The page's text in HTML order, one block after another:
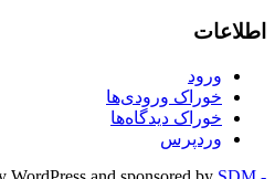
اطلاعات
ورود
خوراک ورودی‌ها
خوراک دیدگاه‌ها
وردپرس